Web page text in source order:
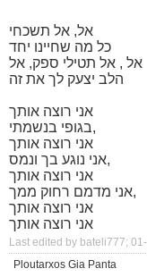
אל, אל תשכחי
כל מה שחיינו יחד
אל , אל תטילי ספק, אל
הלב יצעק לך את זה
אני רוצה אותך
בגופי בנשמתי,
אני רוצה אותך
אני נוגע בך ונמס,
אני רוצה אותך
אני מדמם רחוק ממך,
אני רוצה אותך
אני רוצה אותך
Last edited by bateli777;
Ploutarxos Gia Panta